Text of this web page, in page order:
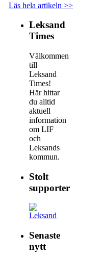
Läs hela artikeln >>
Leksand
Times
Välkommen
till
Leksand
Times!
Här hittar
du alltid
aktuell
information
om LIF
och
Leksands
kommun.
Stolt
supporter
Senaste
nytt